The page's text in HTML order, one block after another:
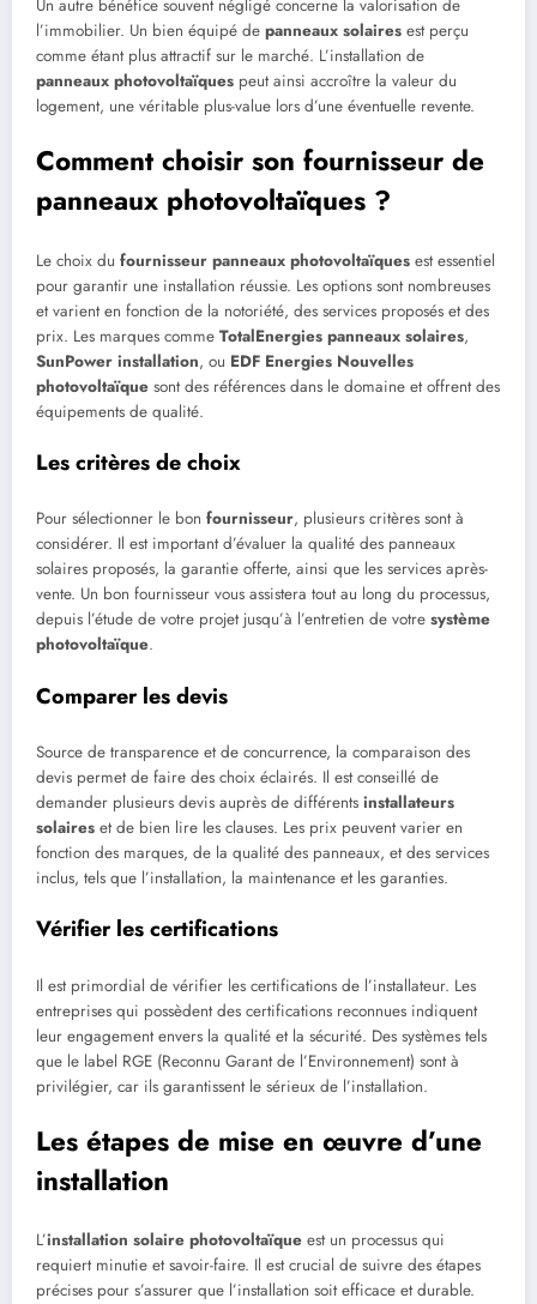
Un autre bénéfice souvent négligé concerne la valorisation de
l’immobilier. Un bien équipé de panneaux solaires est perçu
comme étant plus attractif sur le marché. L’installation de
panneaux photovoltaïques peut ainsi accroître la valeur du
logement, une véritable plus-value lors d’une éventuelle revente.
Comment choisir son fournisseur de
panneaux photovoltaïques ?
Le choix du fournisseur panneaux photovoltaïques est essentiel
pour garantir une installation réussie. Les options sont nombreuses
et varient en fonction de la notoriété, des services proposés et des
prix. Les marques comme TotalEnergies panneaux solaires,
SunPower installation, ou EDF Energies Nouvelles
photovoltaïque sont des références dans le domaine et offrent des
équipements de qualité.
Les critères de choix
Pour sélectionner le bon fournisseur, plusieurs critères sont à
considérer. Il est important d’évaluer la qualité des panneaux
solaires proposés, la garantie offerte, ainsi que les services après-
vente. Un bon fournisseur vous assistera tout au long du processus,
depuis l’étude de votre projet jusqu’à l’entretien de votre système
photovoltaïque.
Comparer les devis
Source de transparence et de concurrence, la comparaison des
devis permet de faire des choix éclairés. Il est conseillé de
demander plusieurs devis auprès de différents installateurs
solaires et de bien lire les clauses. Les prix peuvent varier en
fonction des marques, de la qualité des panneaux, et des services
inclus, tels que l’installation, la maintenance et les garanties.
Vérifier les certifications
Il est primordial de vérifier les certifications de l’installateur. Les
entreprises qui possèdent des certifications reconnues indiquent
leur engagement envers la qualité et la sécurité. Des systèmes tels
que le label RGE (Reconnu Garant de l’Environnement) sont à
privilégier, car ils garantissent le sérieux de l’installation.
Les étapes de mise en œuvre d’une
installation
L’installation solaire photovoltaïque est un processus qui
requiert minutie et savoir-faire. Il est crucial de suivre des étapes
précises pour s’assurer que l’installation soit efficace et durable.